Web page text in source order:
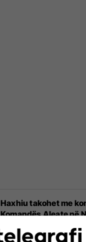
Haxhiu takohet me
Komandës Aleate në
strategjik i Kosovës
Kosovë 28/07/2026